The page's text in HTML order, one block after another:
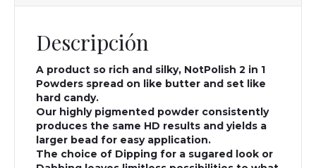
Descripción
A product so rich and silky, NotPolish 2 in 1
Powders spread on like butter and set like
hard candy.
Our highly pigmented powder consistently
produces the same HD results and yields a
larger bead for easy application.
The choice of Dipping for a sugared look or